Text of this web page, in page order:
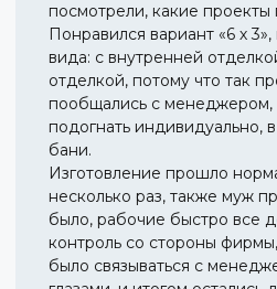
посмотрели, какие проекты
Понравился вариант «6 х
вида: с внутренней
отделкой, потому что так
пообщались с менеджером,
подогнать индивидуально,
бани.
Изготовление прошло
несколько раз, также муж
было, рабочие быстро все
контроль со стороны
было связываться с